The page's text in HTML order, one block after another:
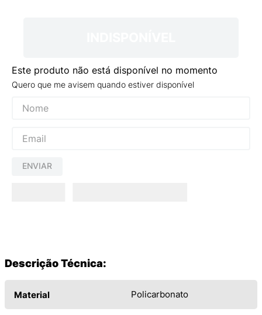
Este produto não está disponível no momento
Quero que me avisem quando estiver disponível
ENVIAR
Descrição Técnica:
Material Policarbonato